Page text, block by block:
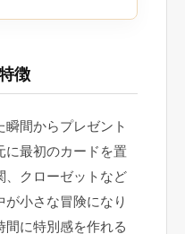
徴
瞬間からプレゼント
に最初のカードを置
、クローゼットなど
小さな冒険になり
間に特別感を作れる